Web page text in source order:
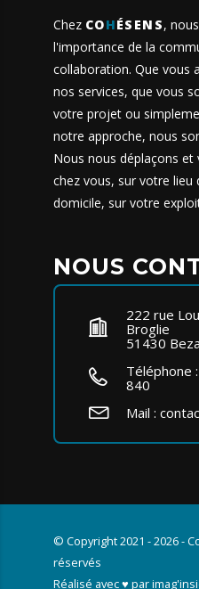
Chez COHÉSENS,
l'importance de la
collaboration. Que vous
nos services, que vous
votre projet ou
notre approche, nous
Nous nous déplaçons
chez vous, sur votre lieu
domicile, sur votre
NOUS
222 rue
Broglie
51430
Téléphone :
840
Mail :
© Copyright 2021 - 2026 -
réservés
Réalisé avec ♥ par